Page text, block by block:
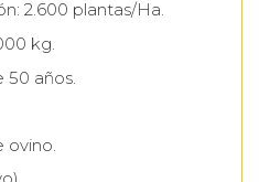
2.600 plantas/Ha.
kg.
50 años.
ovino.